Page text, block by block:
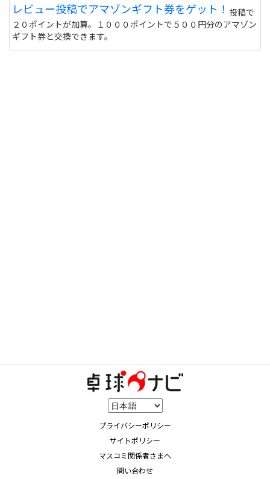
レビュー投稿でアマゾンギフト券をゲット！ 投稿で
２０ポイントが加算。１０００ポイントで５００円分のアマゾン
ギフト券と交換できます。
プライバシーポリシー
サイトポリシー
マスコミ関係者さまへ
問い合わせ